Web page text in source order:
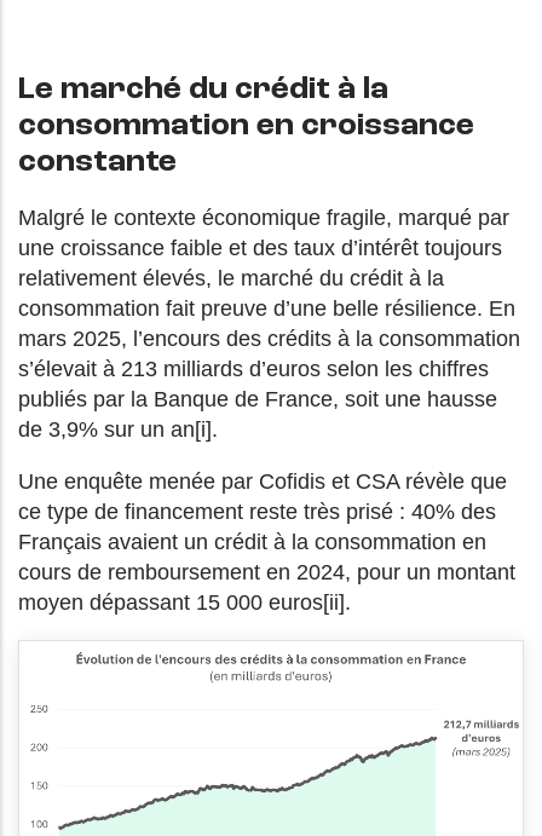
Le marché du crédit à la
consommation en croissance
constante
Malgré le contexte économique fragile, marqué par
une croissance faible et des taux d’intérêt toujours
relativement élevés, le marché du crédit à la
consommation fait preuve d’une belle résilience. En
mars 2025, l’encours des crédits à la consommation
s’élevait à 213 milliards d’euros selon les chiffres
publiés par la Banque de France, soit une hausse
de 3,9% sur un an[i].
Une enquête menée par Cofidis et CSA révèle que
ce type de financement reste très prisé : 40% des
Français avaient un crédit à la consommation en
cours de remboursement en 2024, pour un montant
moyen dépassant 15 000 euros[ii].